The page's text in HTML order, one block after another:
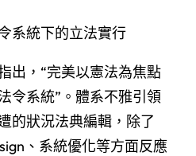
系統下的立法實行
出，“完美以憲法為焦點
令系統”。體系不雅引領
的狀況法典編輯，除了
、系統優化等方面反應